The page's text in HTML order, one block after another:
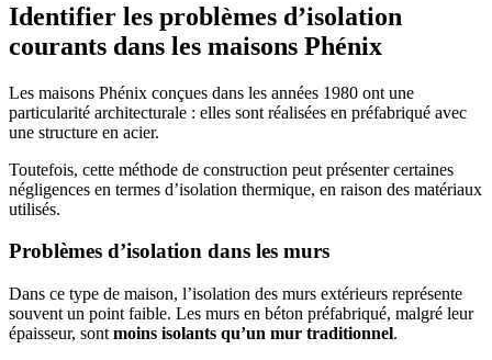
Identifier les problèmes d’isolation
courants dans les maisons Phénix
Les maisons Phénix conçues dans les années 1980 ont une
particularité architecturale : elles sont réalisées en préfabriqué avec
une structure en acier.
Toutefois, cette méthode de construction peut présenter certaines
négligences en termes d’isolation thermique, en raison des matériaux
utilisés.
Problèmes d’isolation dans les murs
Dans ce type de maison, l’isolation des murs extérieurs représente
souvent un point faible. Les murs en béton préfabriqué, malgré leur
épaisseur, sont moins isolants qu’un mur traditionnel.